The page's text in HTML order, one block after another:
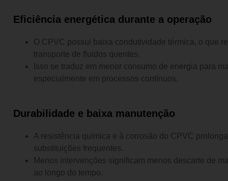
Eficiência energética durante a operação
O CPVC possui baixa condutividade térmica, o que
transporte de fluidos quentes.
Isso se traduz em menor consumo de energia para
especialmente em processos contínuos.
Durabilidade e baixa manutenção
A resistência química e à corrosão do CPVC
substituições frequentes.
Menos intervenções significam menos descarte de
ao longo do tempo.